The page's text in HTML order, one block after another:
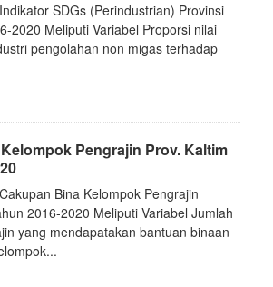
SDGs (Perindustrian) Provinsi
2020 Meliputi Variabel Proporsi nilai
pengolahan non migas terhadap
Pengrajin Prov. Kaltim
Bina Kelompok Pengrajin
2016-2020 Meliputi Variabel Jumlah
yang mendapatakan bantuan binaan